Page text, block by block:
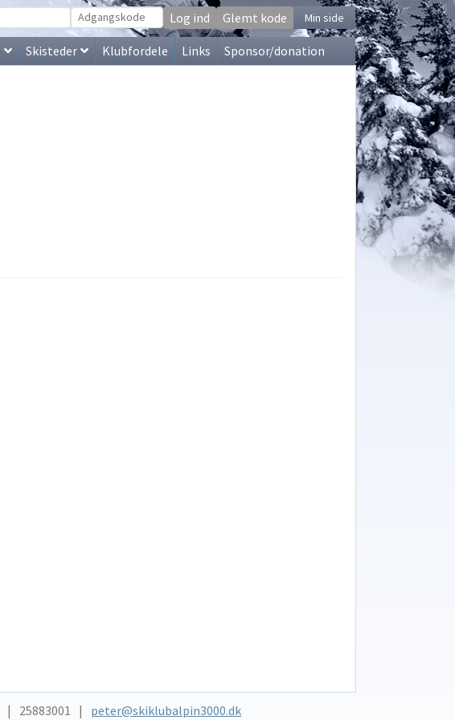
Min side
Glemt kode
Skisteder Klubfordele Links Sponsor/donation
25883001 peter@skiklubalpin3000.dk